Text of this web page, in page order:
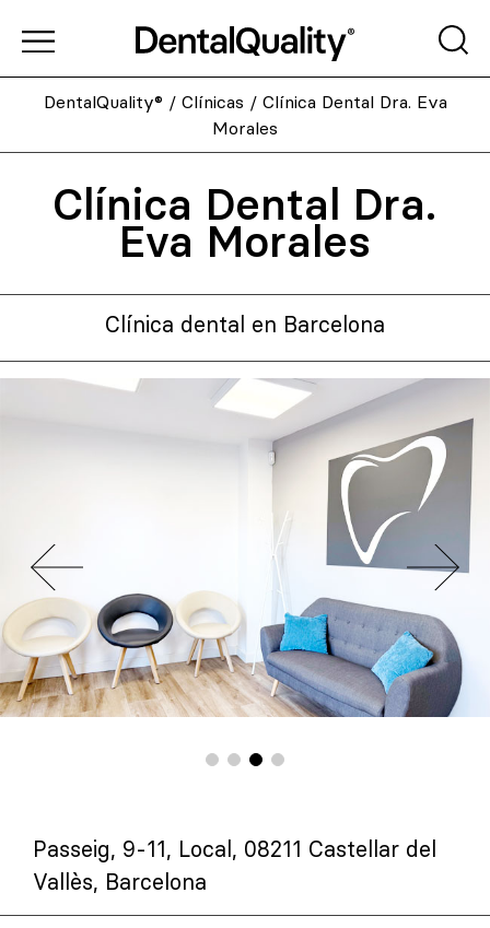
DentalQuality® / Clínicas / Clínica Dental Dra. Eva
Morales
Clínica Dental Dra.
Eva Morales
Clínica dental en Barcelona
Passeig, 9-11, Local, 08211 Castellar del
Vallès, Barcelona